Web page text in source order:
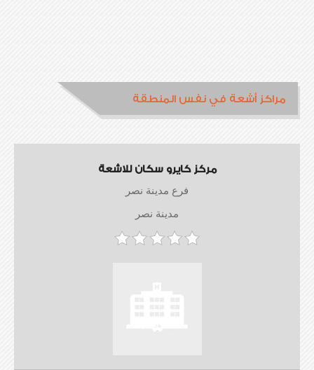
مراكز أشعة في نفس المنطقة
مركز كايرو سكان للاشعة
فرع مدينة نصر
مدينة نصر